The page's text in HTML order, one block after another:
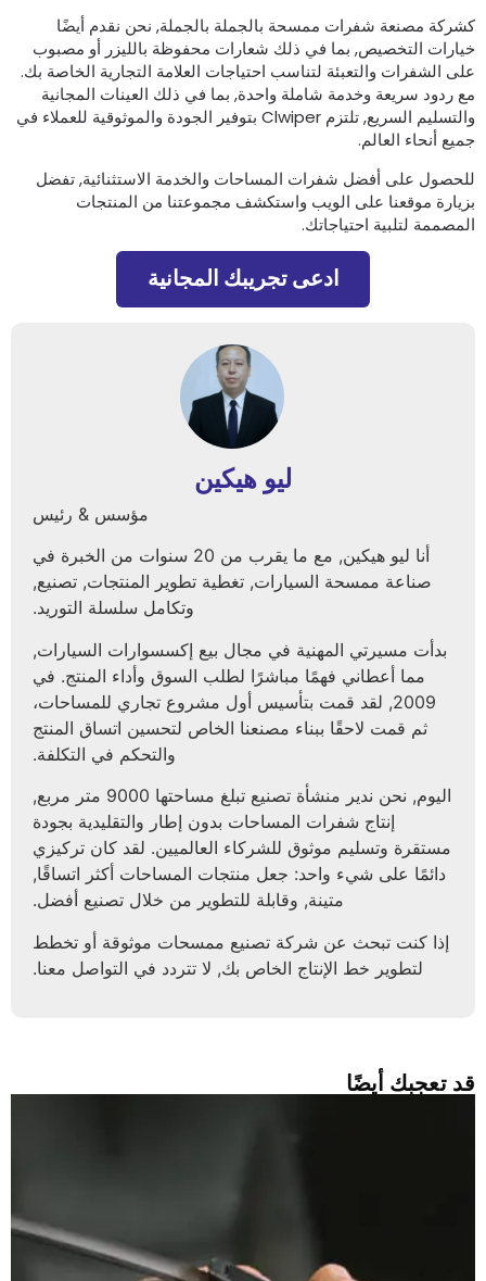
مصنعة شفرات ممسحة بالجملة بالجملة, نحن نقدم أيضًا
التخصيص, بما في ذلك شعارات محفوظة بالليزر أو مصبوب
الشفرات والتعبئة لتناسب احتياجات العلامة التجارية الخاصة بك.
ردود سريعة وخدمة شاملة واحدة, بما في ذلك العينات المجانية
والتسليم السريع, تلتزم Clwiper بتوفير الجودة والموثوقية للعملاء في
أنحاء العالم.
على أفضل شفرات المساحات والخدمة الاستثنائية, تفضل
موقعنا على الويب واستكشف مجموعتنا من المنتجات
لتلبية احتياجاتك.
ادعى تجريبك المجانية
ليو هيكين
مؤسس & رئيس
أنا ليو هيكين, مع ما يقرب من 20 سنوات من الخبرة في
صناعة ممسحة السيارات, تغطية تطوير المنتجات, تصنيع,
وتكامل سلسلة التوريد.
بدأت مسيرتي المهنية في مجال بيع إكسسوارات السيارات,
مما أعطاني فهمًا مباشرًا لطلب السوق وأداء المنتج. في
2009, لقد قمت بتأسيس أول مشروع تجاري للمساحات،
ثم قمت لاحقًا ببناء مصنعنا الخاص لتحسين اتساق المنتج
والتحكم في التكلفة.
اليوم, نحن ندير منشأة تصنيع تبلغ مساحتها 9000 متر مربع,
إنتاج شفرات المساحات بدون إطار والتقليدية بجودة
مستقرة وتسليم موثوق للشركاء العالميين. لقد كان تركيزي
دائمًا على شيء واحد: جعل منتجات المساحات أكثر اتساقًا,
متينة, وقابلة للتطوير من خلال تصنيع أفضل.
إذا كنت تبحث عن شركة تصنيع ممسحات موثوقة أو تخطط
لتطوير خط الإنتاج الخاص بك, لا تتردد في التواصل معنا.
تعجبك أيضًا